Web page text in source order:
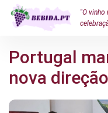
"O vinho
Portugal
nova